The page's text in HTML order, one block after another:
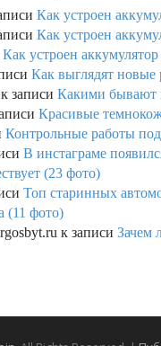
Как устроен
Как устроен
Как устроен
Как выглядят новые
к записи Какими бывают
Красивые
Контрольные работы
В инстаграме
(23 фото)
Топ старинных
(11 фото)
к записи Зачем